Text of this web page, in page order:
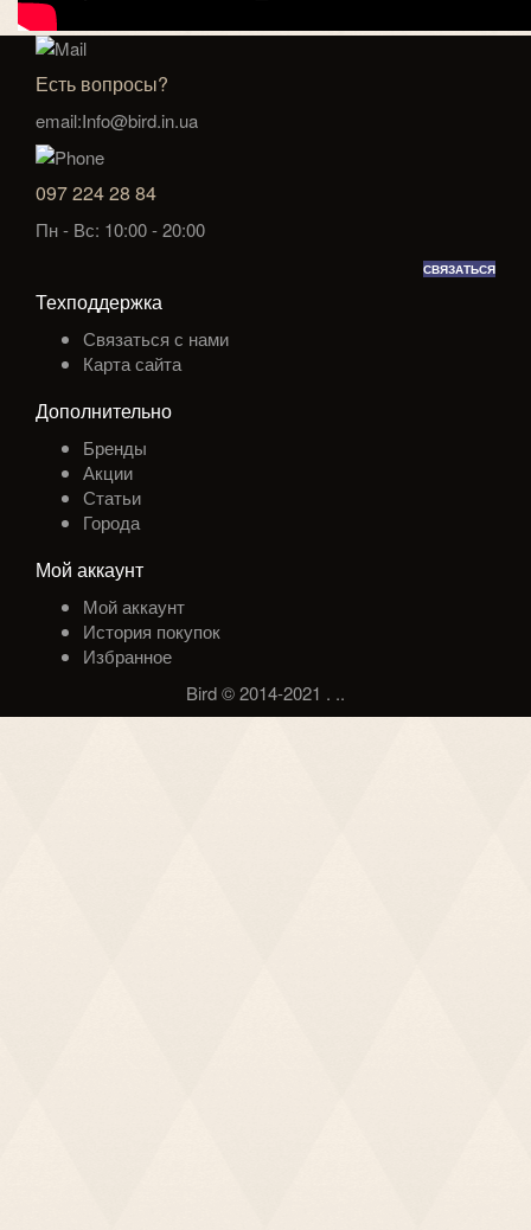
Есть вопросы?
email:Info@bird.in.ua
097 224 28 84
Пн - Вс: 10:00 - 20:00
СВЯЗАТЬСЯ
Техподдержка
Связаться с нами
Карта сайта
Дополнительно
Бренды
Акции
Статьи
Города
Мой аккаунт
Мой аккаунт
История покупок
Избранное
Bird © 2014-2021 . ..